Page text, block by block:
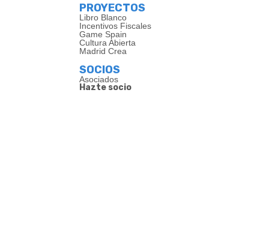
PROYECTOS
Libro Blanco
Incentivos Fiscales
Game Spain
Cultura Abierta
Madrid Crea
SOCIOS
Asociados
Hazte socio